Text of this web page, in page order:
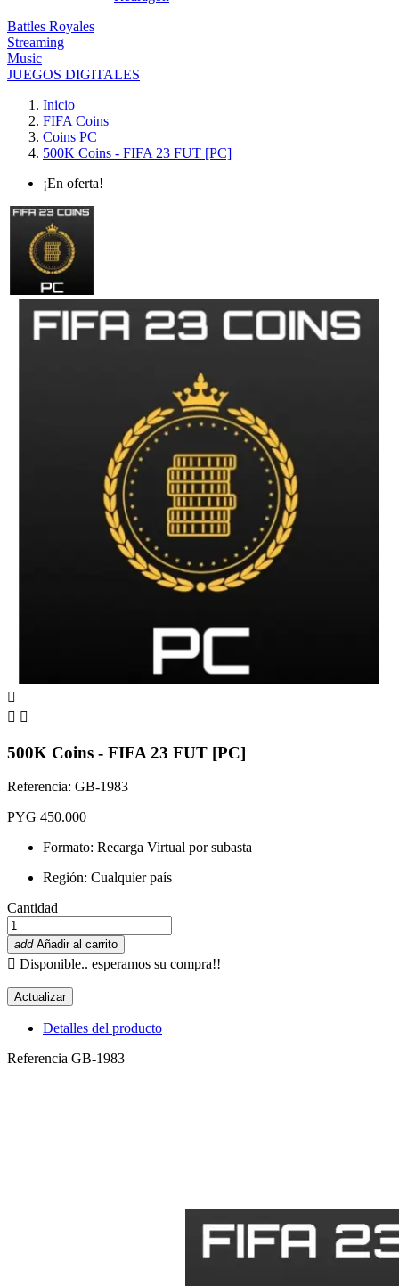
Battles Royales
Streaming
Music
JUEGOS DIGITALES
Inicio
FIFA Coins
Coins PC
500K Coins - FIFA 23 FUT [PC]
¡En oferta!

 
500K Coins - FIFA 23 FUT [PC]
Referencia: GB-1983
PYG 450.000
Formato: Recarga Virtual por subasta
Región: Cualquier país
Cantidad
add Añadir al carrito
 Disponible.. esperamos su compra!!
Detalles del producto
Referencia GB-1983